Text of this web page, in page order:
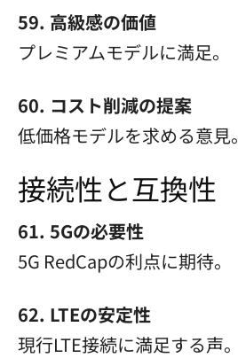
59. 高級感の価値
プレミアムモデルに満足。
60. コスト削減の提案
低価格モデルを求める意見。
接続性と互換性
61. 5Gの必要性
5G RedCapの利点に期待。
62. LTEの安定性
現行LTE接続に満足する声。